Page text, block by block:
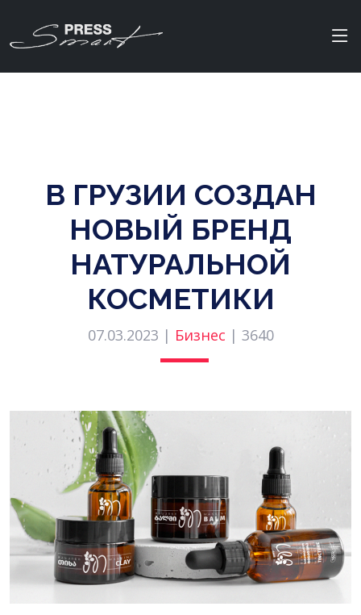
В ГРУЗИИ СОЗДАН
НОВЫЙ БРЕНД
НАТУРАЛЬНОЙ
КОСМЕТИКИ
07.03.2023 | Бизнес | 3640